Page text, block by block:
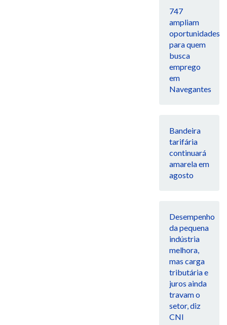
747
ampliam
oportunidades
para quem
busca
emprego
em
Navegantes
Bandeira
tarifária
continuará
amarela em
agosto
Desempenho
da pequena
indústria
melhora,
mas carga
tributária e
juros ainda
travam o
setor, diz
CNI